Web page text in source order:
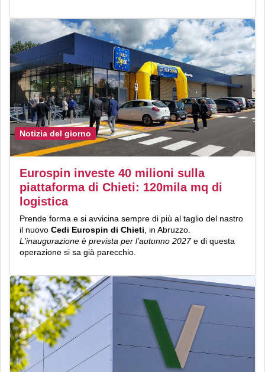
Notizia del giorno
Eurospin investe 40 milioni sulla
piattaforma di Chieti: 120mila mq di
logistica
Prende forma e si avvicina sempre di più al taglio del nastro
il nuovo Cedi Eurospin di Chieti , in Abruzzo.
L'inaugurazione è prevista per l’autunno 2027e di questa
operazione si sa già parecchio.